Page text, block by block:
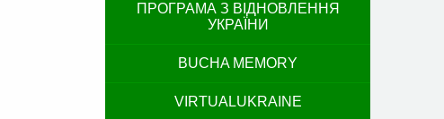
ПРОГРАМА З ВІДНОВЛЕННЯ
УКРАЇНИ
BUCHA MEMORY
VIRTUALUKRAINE